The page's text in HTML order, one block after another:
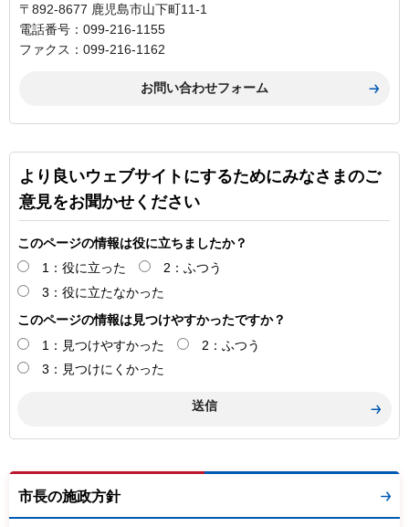
〒892-8677 鹿児島市山下町11-1
電話番号：099-216-1155
ファクス：099-216-1162
より良いウェブサイトにするためにみなさまのご
意見をお聞かせください
このページの情報は役に立ちましたか？
1：役に立った
2：ふつう
3：役に立たなかった
このページの情報は見つけやすかったですか？
1：見つけやすかった
2：ふつう
3：見つけにくかった
市長の施政方針